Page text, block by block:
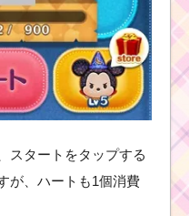
スタートをタップする
が、ハートも1個消費